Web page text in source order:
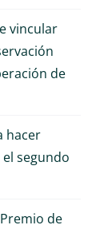
vincular
de
hacer
segundo
de